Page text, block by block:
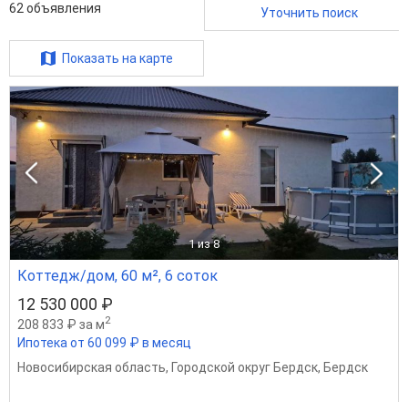
62 объявления Уточнить поиск
Показать на карте
1 из 8
Коттедж/дом, 60 м², 6 соток
12 530 000 ₽
208 833 ₽ за м2
Ипотека от 60 099 ₽ в месяц
Новосибирская область, Городской округ Бердск, Бердск